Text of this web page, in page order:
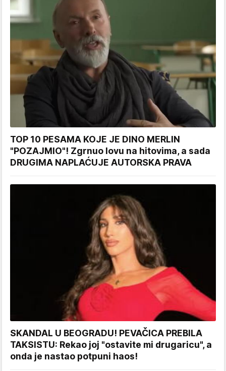
TOP 10 PESAMA KOJE JE DINO MERLIN
"POZAJMIO"! Zgrnuo lovu na hitovima, a sada
DRUGIMA NAPLAĆUJE AUTORSKA PRAVA
SKANDAL U BEOGRADU! PEVAČICA PREBILA
TAKSISTU: Rekao joj "ostavite mi drugaricu", a
onda je nastao potpuni haos!